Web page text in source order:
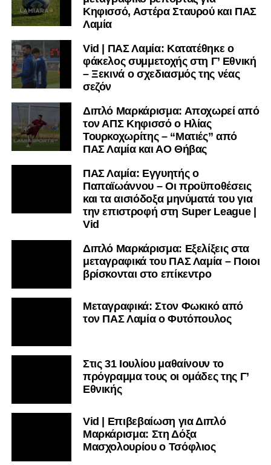
μαθαίνετε πρώτοι τα κυανόλευκα νέα στην Ελλάδα και τον
υπόλοιπο κόσμο. Ακολουθήστε το lamiara.gr στο
μαθαίνετε σε χρόνο dt όλα τα νέα.
Κηφισσό, Αστέρα Σταυρού και ΠΑΣ
Λαμία
Vid | ΠΑΣ Λαμία: Κατατέθηκε ο
φάκελος συμμετοχής στη Γ’ Εθνική
– Ξεκινά ο σχεδιασμός της νέας
σεζόν
Διπλό Μαρκάρισμα: Αποχωρεί από
τον ΑΠΣ Κηφισσό ο Ηλίας
Τουρκοχωρίτης – “Ματιές” από
ΠΑΣ Λαμία και ΑΟ Θήβας
ΠΑΣ Λαμία: Εγγυητής ο
Παπαϊωάννου – Οι προϋποθέσεις
και τα αισιόδοξα μηνύματά του για
την επιστροφή στη Super League |
Vid
Διπλό Μαρκάρισμα: Εξελίξεις στα
μεταγραφικά του ΠΑΣ Λαμία – Ποιοι
βρίσκονται στο επίκεντρο
Μεταγραφικά: Στον Φωκικό από
τον ΠΑΣ Λαμία ο Φυτόπουλος
Στις 31 Ιουλίου μαθαίνουν το
πρόγραμμα τους οι ομάδες της Γ’
Εθνικής
Vid | Επιβεβαίωση για Διπλό
Μαρκάρισμα: Στη Δόξα
Μασχολουρίου ο Τσόφλιος